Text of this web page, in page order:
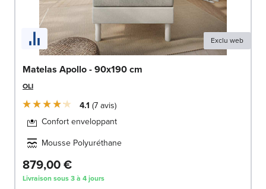
Exclu web
Matelas Apollo - 90x190 cm
OLI
4.1 7avis
Confort enveloppant
Mousse Polyuréthane
879,00 €
Livraison sous 3 à 4 jours